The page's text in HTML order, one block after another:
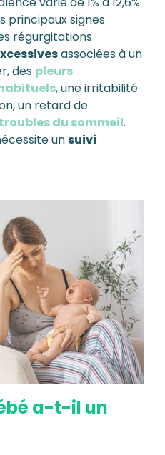
principaux signes
régurgitations
associées à un
des pleurs
, une irritabilité
un retard de
troubles du sommeil.
unsuivi
a-t-il un